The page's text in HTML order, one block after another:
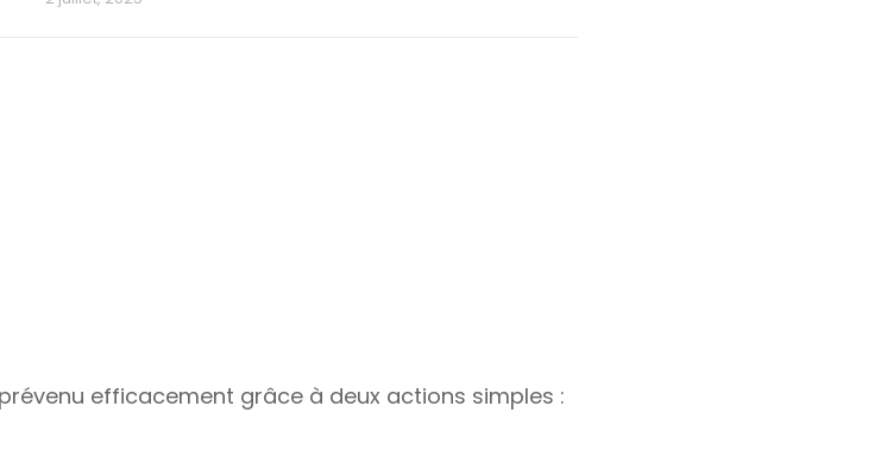
efficacement grâce à deux actions simples :